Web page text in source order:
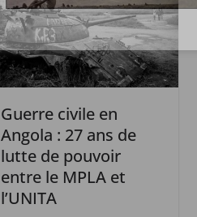
Guerre civile en
Angola : 27 ans de
lutte de pouvoir
entre le MPLA et
l’UNITA